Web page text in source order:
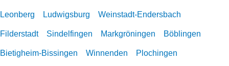
Leonberg Ludwigsburg Weinstadt-Endersbach
Filderstadt Sindelfingen Markgröningen Böblingen
Bietigheim-Bissingen Winnenden Plochingen